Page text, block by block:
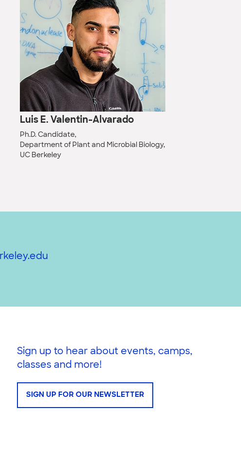
Luis E. Valentin-Alvarado
Ph.D. Candidate,
Department of Plant and Microbial Biology,
UC Berkeley
Sign up to hear about events, camps,
classes and more!
SIGN UP FOR OUR NEWSLETTER